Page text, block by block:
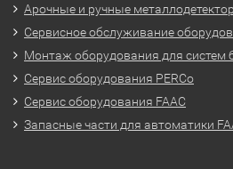
Арочные и ручные
Сервисное обслуживание
Монтаж оборудования для систем
Сервис оборудования PERCo
Сервис оборудования FAAC
Запасные части для автоматики